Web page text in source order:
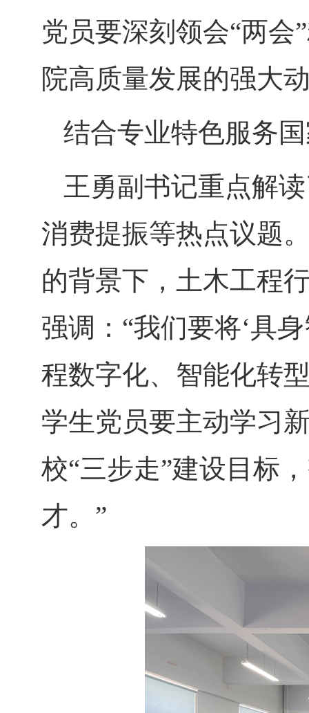
党员要深刻领会“两
院高质量发展的强大
结合专业特色服务
王勇副书记重点解
消费提振等热点议题
的背景下，土木工程
强调： “我们要将‘具
程数字化、智能化转
学生党员要主动学习
校“三步走”建设目标
才。”